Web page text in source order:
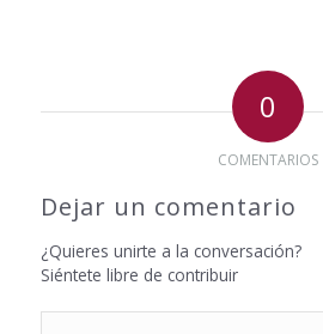
0
COMENTARIOS
Dejar un comentario
¿Quieres unirte a la conversación?
Siéntete libre de contribuir